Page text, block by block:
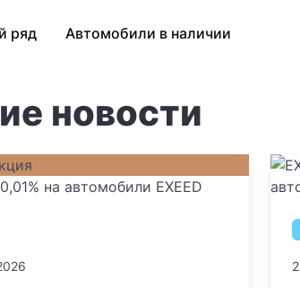
ряд Автомобили в наличии
новости